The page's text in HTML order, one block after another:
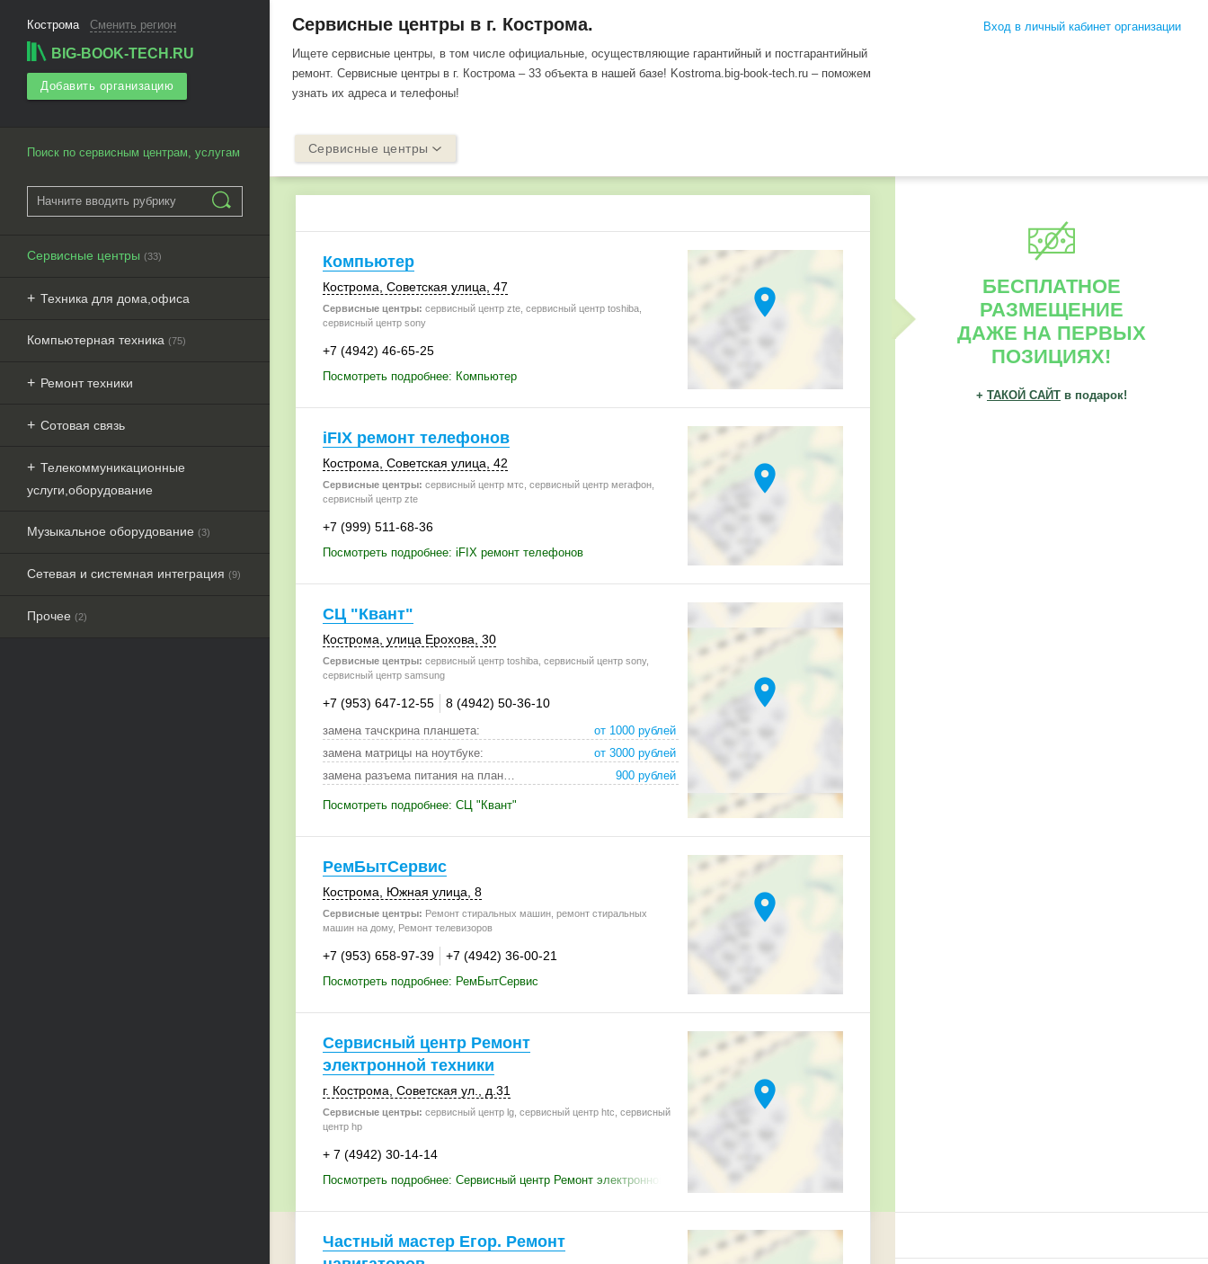
Кострома Сменить регион
BIG-BOOK-TECH.RU
Добавить организацию
Поиск по сервисным центрам, услугам
Сервисные центры (33)
Техника для дома,офиса
Компьютерная техника (75)
Ремонт техники
Сотовая связь
Телекоммуникационные
услуги,оборудование
Музыкальное оборудование (3)
Сетевая и системная интеграция (9)
Прочее (2)
Сервисные центры в г. Кострома.
Ищете сервисные центры, в том числе официальные, осуществляющие гарантийный и постгарантийный
ремонт. Сервисные центры в г. Кострома – 33 объекта в нашей базе! Kostroma.big-book-tech.ru – поможем
узнать их адреса и телефоны!
Вход в личный кабинет организации
Сервисные центры
Компьютер
Кострома Советская улица, 47
Сервисные центры: сервисный центр zte, сервисный центр toshiba,
сервисный центр sony
+7 (4942) 46-65-25
Посмотреть подробнее: Компьютер
location_on
iFIX ремонт телефонов
Кострома Советская улица, 42
Сервисные центры: сервисный центр мтс, сервисный центр мегафон,
сервисный центр zte
+7 (999) 511-68-36
Посмотреть подробнее: iFIX ремонт телефонов
location_on
СЦ "Квант"
Кострома улица Ерохова, 30
Сервисные центры: сервисный центр toshiba, сервисный центр sony,
сервисный центр samsung
+7 (953) 647-12-55 8 (4942) 50-36-10
замена тачскрина планшета:
от 1000 рублей
замена матрицы на ноутбуке:
от 3000 рублей
замена разъема питания на планшете:
900 рублей
Посмотреть подробнее: СЦ "Квант"
location_on
РемБытСервис
Кострома Южная улица, 8
Сервисные центры: Ремонт стиральных машин, ремонт стиральных
машин на дому, Ремонт телевизоров
+7 (953) 658-97-39 +7 (4942) 36-00-21
Посмотреть подробнее: РемБытСервис
location_on
Сервисный центр Ремонт
электронной техники
г. Кострома Советская ул. д.31
Сервисные центры: сервисный центр lg, сервисный центр htc, сервисный
центр hp
+ 7 (4942) 30-14-14
Посмотреть подробнее: Сервисный центр Ремонт электронной техники
location_on
Частный мастер Егор. Ремонт
БЕСПЛАТНОЕ
РАЗМЕЩЕНИЕ
ДАЖЕ НА ПЕРВЫХ
ПОЗИЦИЯХ!
+ ТАКОЙ САЙТв подарок!